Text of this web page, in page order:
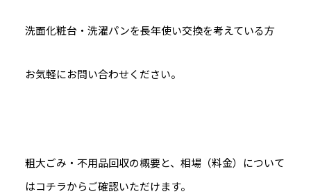
洗面化粧台・洗濯パンを長年使い交換を考えている方
お気軽にお問い合わせください。
粗大ごみ・不用品回収の概要と、相場（料金）について
はコチラからご確認いただけます。